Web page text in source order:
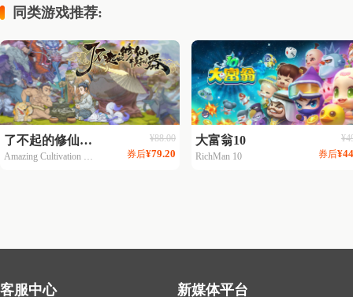
同类游戏推荐:
了不起的修仙模拟器
Amazing Cultivation Simulator
¥88.00
券后¥79.20
大富翁10
RichMan 10
券后
客服中心 新媒体平台